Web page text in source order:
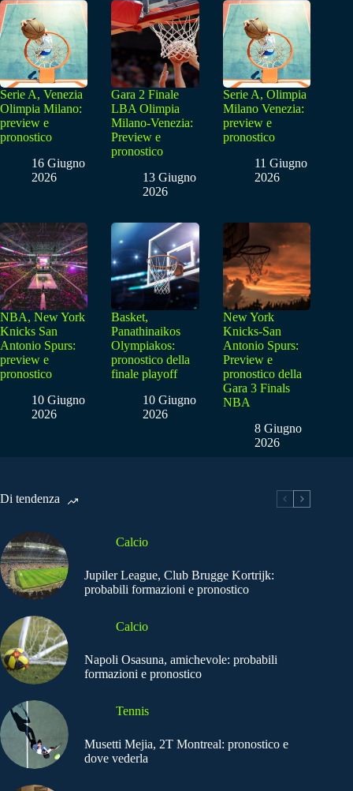
Serie A, Venezia
Olimpia Milano:
preview e
pronostico
16 Giugno
2026
Gara 2 Finale
LBA Olimpia
Milano-Venezia:
Preview e
pronostico
13 Giugno
2026
Serie A, Olimpia
Milano Venezia:
preview e
pronostico
11 Giugno
2026
NBA, New York
Knicks San
Antonio Spurs:
preview e
pronostico
10 Giugno
2026
Basket,
Panathinaikos
Olympiakos:
pronostico della
finale playoff
10 Giugno
2026
New York
Knicks-San
Antonio Spurs:
Preview e
pronostico della
Gara 3 Finals
NBA
8 Giugno
2026
Di tendenza
Calcio
Jupiler League, Club Brugge Kortrijk:
probabili formazioni e pronostico
Calcio
Napoli Osasuna, amichevole: probabili
formazioni e pronostico
Tennis
Musetti Mejia, 2T Montreal: pronostico e
dove vederla